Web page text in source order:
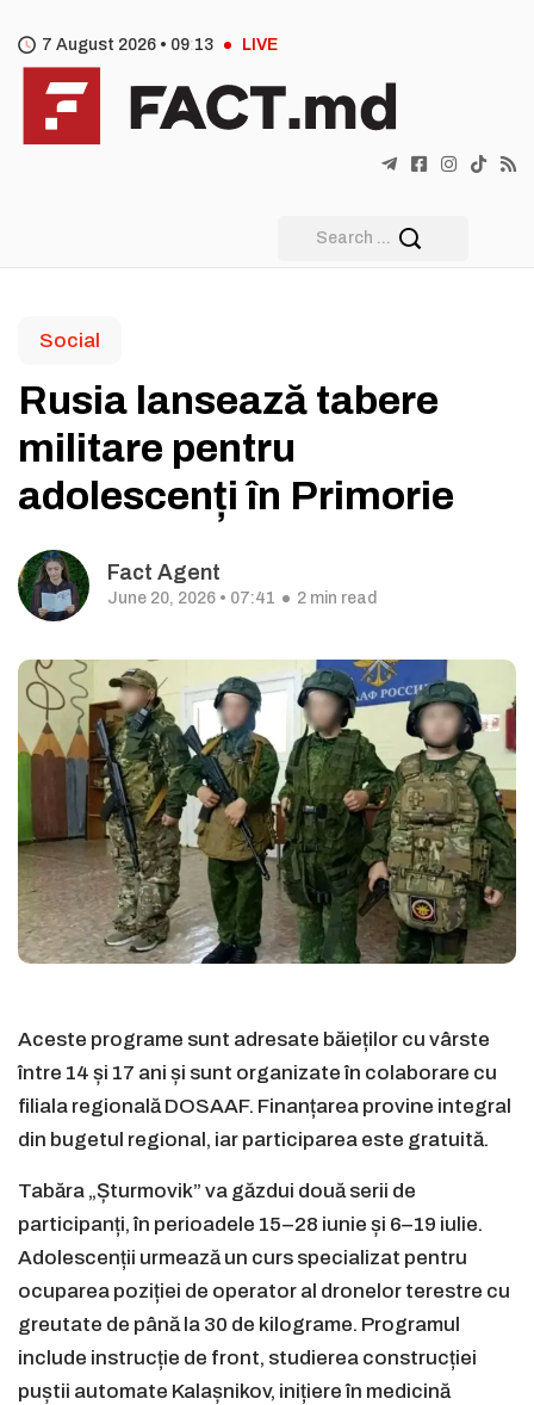
7 August 2026 • 09 13 LIVE
Social
Rusia lansează tabere
militare pentru
adolescenți în Primorie
Fact Agent
June 20, 2026 • 07:41 2 min read
Aceste programe sunt adresate băieților cu vârste
între 14 și 17 ani și sunt organizate în colaborare cu
filiala regională DOSAAF. Finanțarea provine integral
din bugetul regional, iar participarea este gratuită.
Tabăra „Șturmovik” va găzdui două serii de
participanți, în perioadele 15–28 iunie și 6–19 iulie.
Adolescenții urmează un curs specializat pentru
ocuparea poziției de operator al dronelor terestre cu
greutate de până la 30 de kilograme. Programul
include instrucție de front, studierea construcției
puștii automate Kalașnikov, inițiere în medicină